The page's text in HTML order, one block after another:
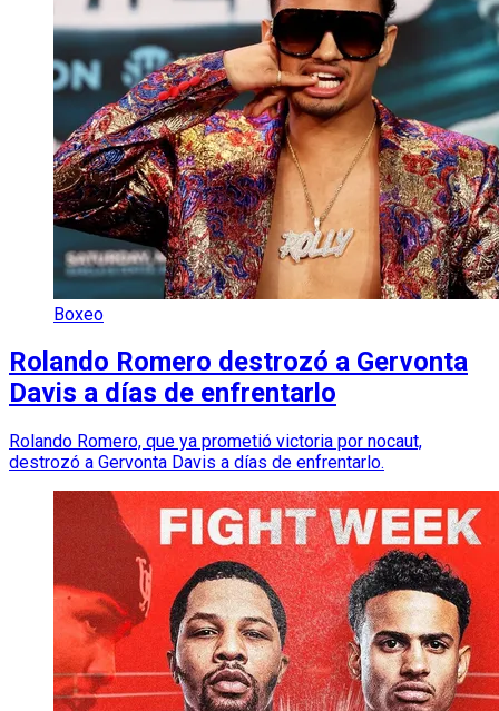
Boxeo
Rolando Romero destrozó a Gervonta
Davis a días de enfrentarlo
Rolando Romero, que ya prometió victoria por nocaut,
destrozó a Gervonta Davis a días de enfrentarlo.